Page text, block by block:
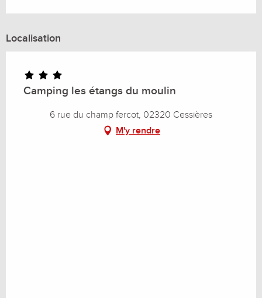
Localisation
Camping les étangs du moulin
6 rue du champ fercot, 02320 Cessières
M'y rendre